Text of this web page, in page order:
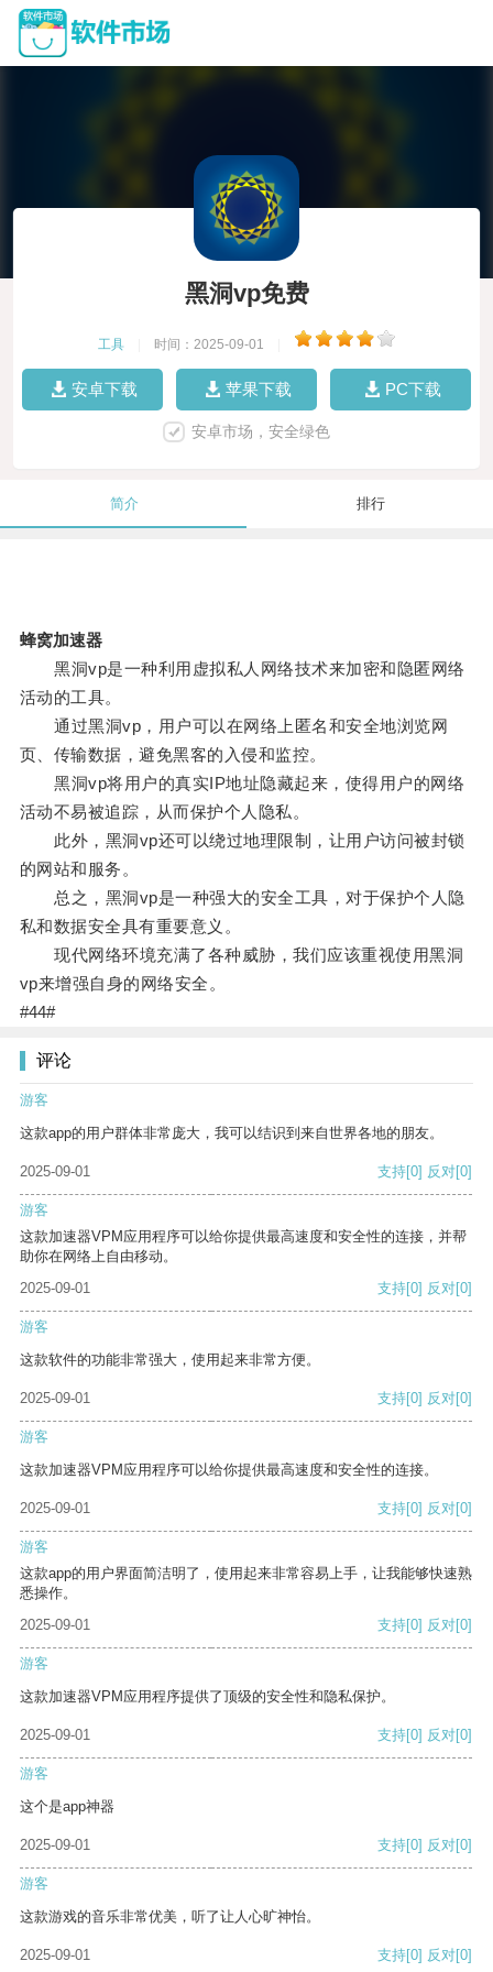
黑洞vp免费
工具 时间：2025-09-01
安卓下载 苹果下载 PC下载
安卓市场，安全绿色
简介 排行
蜂窝加速器
黑洞vp是一种利用虚拟私人网络技术来加密和隐匿网络
活动的工具。
通过黑洞vp，用户可以在网络上匿名和安全地浏览网
页、传输数据，避免黑客的入侵和监控。
黑洞vp将用户的真实IP地址隐藏起来，使得用户的网络
活动不易被追踪，从而保护个人隐私。
此外，黑洞vp还可以绕过地理限制，让用户访问被封锁
的网站和服务。
总之，黑洞vp是一种强大的安全工具，对于保护个人隐
私和数据安全具有重要意义。
现代网络环境充满了各种威胁，我们应该重视使用黑洞
vp来增强自身的网络安全。
#44#
评论
游客
这款app的用户群体非常庞大，我可以结识到来自世界各地的朋友。
2025-09-01 支持[0] 反对[0]
游客
这款加速器VPM应用程序可以给你提供最高速度和安全性的连接，并帮
助你在网络上自由移动。
2025-09-01
支持[0] 反对[0]
游客
这款软件的功能非常强大，使用起来非常方便。
2025-09-01 支持[0] 反对[0]
游客
这款加速器VPM应用程序可以给你提供最高速度和安全性的连接。
2025-09-01 支持[0] 反对[0]
游客
这款app的用户界面简洁明了，使用起来非常容易上手，让我能够快速熟
悉操作。
2025-09-01
支持[0] 反对[0]
游客
这款加速器VPM应用程序提供了顶级的安全性和隐私保护。
2025-09-01 支持[0] 反对[0]
游客
这个是app神器
2025-09-01 支持[0] 反对[0]
游客
这款游戏的音乐非常优美，听了让人心旷神怡。
2025-09-01 支持[0] 反对[0]